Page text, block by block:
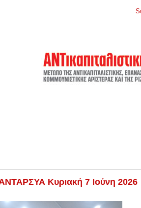
Κυριακή 7 Ιούνη 2026